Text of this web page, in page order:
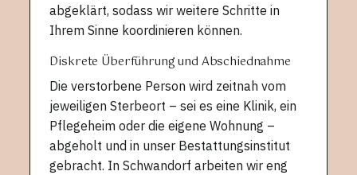
abgeklärt, sodass wir weitere Schritte in
Ihrem Sinne koordinieren können.
Diskrete Überführung und Abschiednahme
Die verstorbene Person wird zeitnah vom
jeweiligen Sterbeort – sei es eine Klinik, ein
Pflegeheim oder die eigene Wohnung –
abgeholt und in unser Bestattungsinstitut
gebracht. In Schwandorf arbeiten wir eng